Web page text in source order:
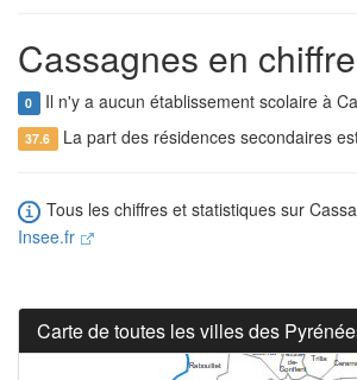
Cassagnes en
0 Il n'y a aucun établissement scolaire à
37.6 La part des résidences secondaires
Tous les chiffres et statistiques sur
Insee.fr
Carte de toutes les villes des